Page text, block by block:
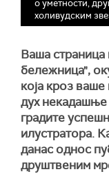
о уметности,
холивудским
Ваша страница
бележница",
која кроз
дух некадашње
градите
илустратора.
данас однос
друштвеним